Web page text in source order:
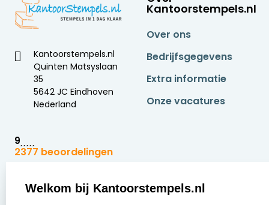
Kantoorstempels.nl
Quinten Matsyslaan
35
5642 JC Eindhoven
Nederland
9
2377 beoordelingen
Kantoorstempels.nl
Over ons
Bedrijfsgegevens
Extra informatie
Onze vacatures
Zakelijk: Klantenservice:
Welkom bij Kantoorstempels.nl